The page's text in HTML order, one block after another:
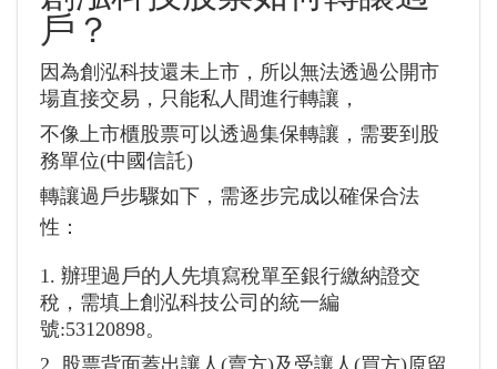
戶？
因為創泓科技還未上市，所以無法透過公開市
場直接交易，只能私人間進行轉讓，
不像上市櫃股票可以透過集保轉讓，需要到股
務單位(中國信託)
轉讓過戶步驟如下，需逐步完成以確保合法
性：
1. 辦理過戶的人先填寫稅單至銀行繳納證交
稅，需填上創泓科技公司的統一編
號:53120898。
2. 股票背面蓋出讓人(賣方)及受讓人(買方)原留